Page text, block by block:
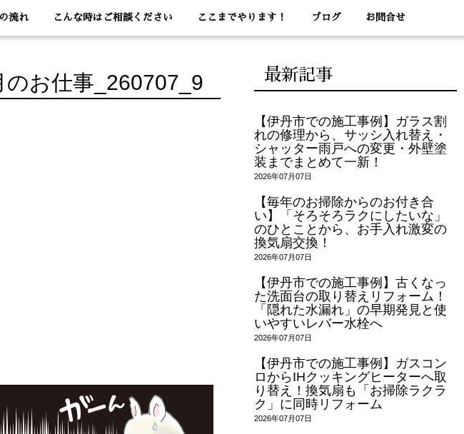
流れ こんな時はご相談ください ここまでやります！ ブログ お問合せ
お仕事_260707_9 最新記事
【伊丹市での施工事例】ガラス割
れの修理から、サッシ入れ替え・
シャッター雨戸への変更・外壁塗
装までまとめて一新！
2026年07月07日
【毎年のお掃除からのお付き合
い】「そろそろラクにしたいな」
のひとことから、お手入れ激変の
換気扇交換！
2026年07月07日
【伊丹市での施工事例】古くなっ
た洗面台の取り替えリフォーム！
「隠れた水漏れ」の早期発見と使
いやすいレバー水栓へ
2026年07月07日
【伊丹市での施工事例】ガスコン
ロからIHクッキングヒーターへ取
り替え！換気扇も「お掃除ラクラ
ク」に同時リフォーム
2026年07月07日